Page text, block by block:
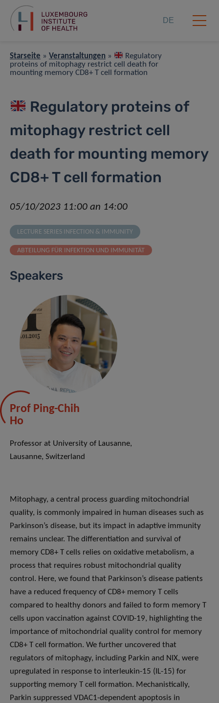
DE
Starseite » Veranstaltungen »
Regulatory
proteins of mitophagy restrict cell death for
mounting memory CD8+ T cell formation
Regulatory proteins of
mitophagy restrict cell
death for mounting memory
CD8+ T cell formation
05/10/2023 11:00 an 14:00
LECTURE SERIES INFECTION & IMMUNITY
ABTEILUNG FÜR INFEKTION UND IMMUNITÄT
Speakers
Prof Ping-Chih
Ho
Professor at University of Lausanne,
Lausanne, Switzerland
Mitophagy, a central process guarding mitochondrial
quality, is commonly impaired in human diseases such as
Parkinson’s disease, but its impact in adaptive immunity
remains unclear. The differentiation and survival of
memory CD8+ T cells relies on oxidative metabolism, a
process that requires robust mitochondrial quality
control. Here, we found that Parkinson’s disease patients
have a reduced frequency of CD8+ memory T cells
compared to healthy donors and failed to form memory T
cells upon vaccination against COVID-19, highlighting the
importance of mitochondrial quality control for memory
CD8+ T cell formation. We further uncovered that
regulators of mitophagy, including Parkin and NIX, were
upregulated in response to interleukin-15 (IL-15) for
supporting memory T cell formation. Mechanistically,
Parkin suppressed VDAC1-dependent apoptosis in